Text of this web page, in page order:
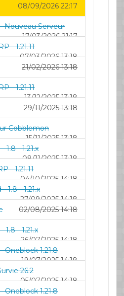
08/09/2026 22:17
Nouveau Serveur
17/03/2026 21:17
- 1.21.11
07/03/2026 13:18
21/02/2026 13:18
- 1.21.11
13/12/2025 13:18
29/11/2025 13:18
Cobblemon
15/11/2025 13:18
1.8 - 1.21.x
08/11/2025 13:18
- 1.21.11
04/10/2025 14:18
1.8 - 1.21.x
27/09/2025 14:18
02/08/2025 14:18
1.8 - 1.21.x
26/07/2025 14:18
Oneblock 1.21.8
19/07/2025 14:18
26.2
05/07/2025 14:18
Oneblock 1.21.8